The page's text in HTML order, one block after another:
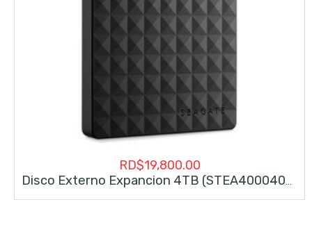
RD$19,800.00
Disco Externo Expancion 4TB (STEA4000400)